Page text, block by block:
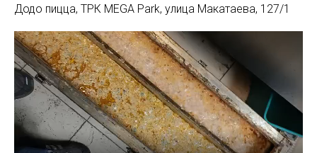
Додо пицца, ТРК MEGA Park, улица Макатаева, 127/1